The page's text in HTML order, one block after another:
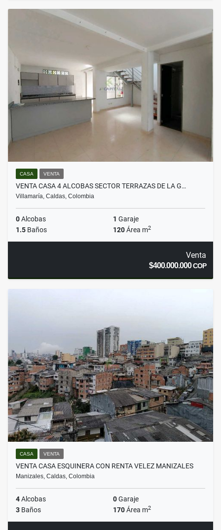
CASA VENTA
VENTA CASA 4 ALCOBAS SECTOR TERRAZAS DE LA G…
Villamaría, Caldas, Colombia
0Alcobas 1 Garaje
1.5 Baños 120Área m2
Venta
$400.000.000COP
CASA VENTA
VENTA CASA ESQUINERA CON RENTA VELEZ MANIZALES
Manizales, Caldas, Colombia
4Alcobas 0Garaje
3 Baños 170Área m2